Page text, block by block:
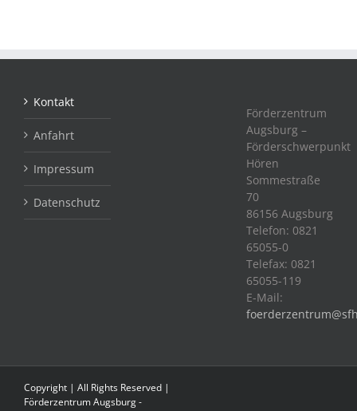
Kontakt
Anfahrt
Impressum
Datenschutz
Förderzentrum
Augsburg –
Förderschwerpunkt
Hören
Sommestraße
70
86156 Augsburg
Telefon: 0821
65055-0
Telefax: 0821
65055-119
E-Mail:
Copyright | All Rights Reserved |
Förderzentrum Augsburg -